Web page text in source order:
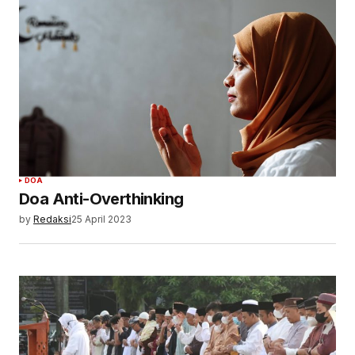
DOA
Doa Anti-Overthinking
by Redaksi25 April 2023